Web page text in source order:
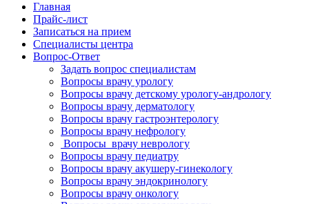
Главная
Прайс-лист
Записаться на прием
Специалисты центра
Вопрос-Ответ
Задать вопрос специалистам
Вопросы врачу урологу
Вопросы врачу детскому урологу-андрологу
Вопросы врачу дерматологу
Вопросы врачу гастроэнтерологу
Вопросы врачу нефрологу
Вопросы врачу неврологу
Вопросы врачу педиатру
Вопросы врачу акушеру-гинекологу
Вопросы врачу эндокринологу
Вопросы врачу онкологу